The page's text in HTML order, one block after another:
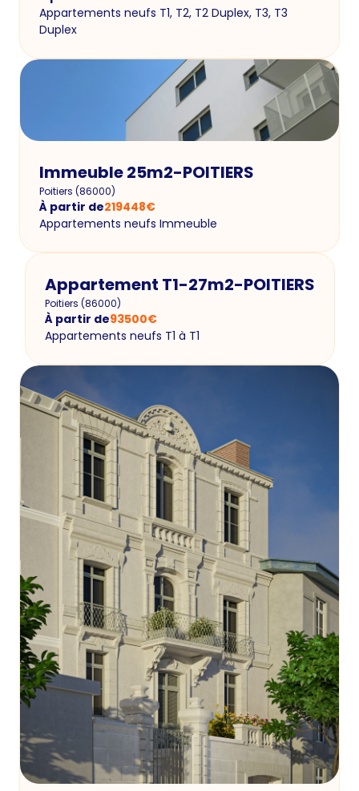
Appartements neufs T1, T2, T2 Duplex, T3, T3
Duplex
Immeuble 25m2-POITIERS
Poitiers (86000)
À partir de219448€
Appartements neufs Immeuble
Appartement T1-27m2-POITIERS
Poitiers (86000)
À partir de93500€
Appartements neufs T1 à T1